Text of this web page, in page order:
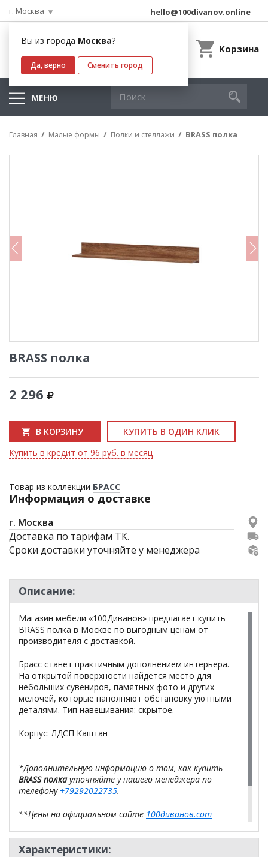
г. Москва
Вы из города Москва?
Да, верно Сменить город
hello@100divanov.online
Корзина
МЕНЮ
Главная Малые формы Полки и стеллажи BRASS полка
BRASS полка
2 296
В КОРЗИНУ
КУПИТЬ В ОДИН КЛИК
Купить в кредит от 96 руб. в месяц
Товар из коллекции БРАСС
Информация о доставке
г. Москва
Доставка по тарифам ТК.
Сроки доставки уточняйте у менеджера
Описание:
Магазин мебели «100Диванов» предлагает купить
BRASS полка в Москве по выгодным ценам от
производителя с доставкой.
Брасс станет практичным дополнением интерьера.
На открытой поверхности найдется место для
небольших сувениров, памятных фото и других
мелочей, которые наполняют обстановку уютными
деталями. Тип навешивания: скрытое.
Корпус: ЛДСП Каштан
*Дополнительную информацию о том, как купить
BRASS полкауточняйте у нашего менеджера по
телефону +79292022735.
**Цены на официальном сайте 100диванов.com
действительны только для интернет-магазина
могут отличаться от цен в розничных магазинах-
салонах сети!
Характеристики: